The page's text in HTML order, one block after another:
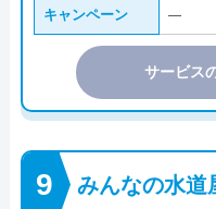
キャンペーン ―
サービス
みんなの水道